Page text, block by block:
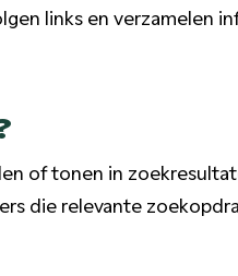
links en verzamelen
of tonen in
die relevante